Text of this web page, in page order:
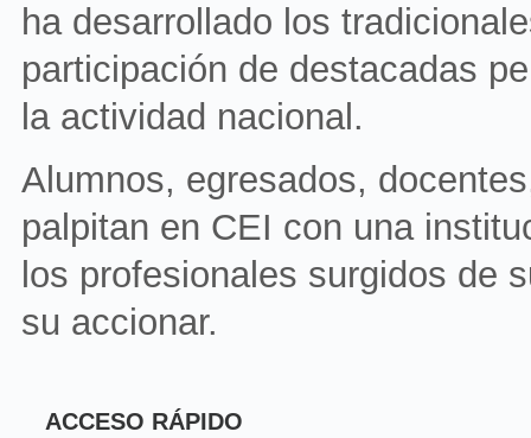
ha desarrollado los
participación de destacadas
la actividad nacional.
Alumnos, egresados,
palpitan en CEI con una
los profesionales surgidos de
su accionar.
ACCESO RÁPIDO